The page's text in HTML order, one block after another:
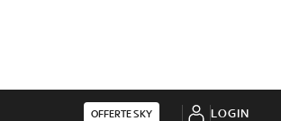
OFFERTE SKY LOGIN